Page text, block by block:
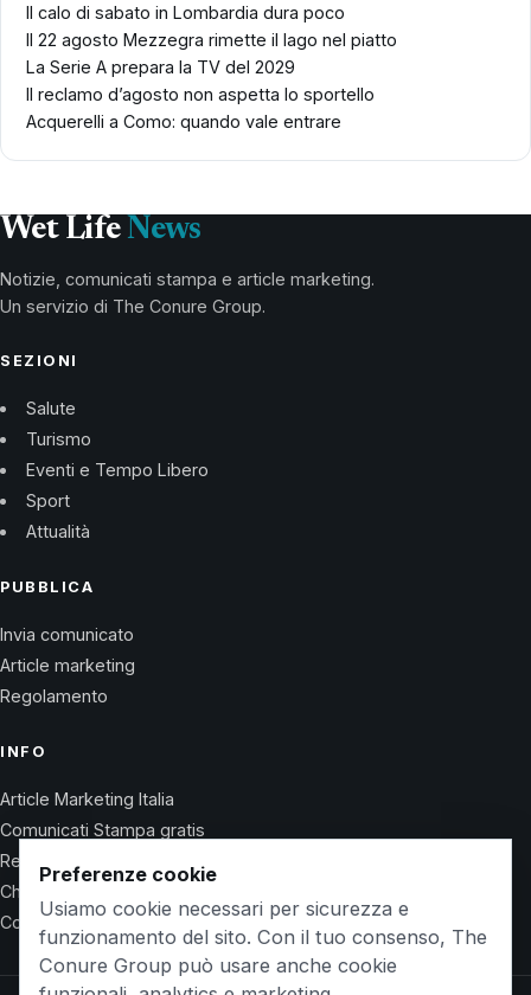
Il calo di sabato in Lombardia dura poco
Il 22 agosto Mezzegra rimette il lago nel piatto
La Serie A prepara la TV del 2029
Il reclamo d’agosto non aspetta lo sportello
Acquerelli a Como: quando vale entrare
Wet Life News
Notizie, comunicati stampa e article marketing.
Un servizio di The Conure Group.
SEZIONI
Salute
Turismo
Eventi e Tempo Libero
Sport
Attualità
PUBBLICA
Invia comunicato
Article marketing
Regolamento
INFO
Article Marketing Italia
Comunicati Stampa gratis
Regolamento
Chi Siamo
Contatti
Preferenze cookie
Usiamo cookie necessari per sicurezza e
funzionamento del sito. Con il tuo consenso, The
Conure Group può usare anche cookie